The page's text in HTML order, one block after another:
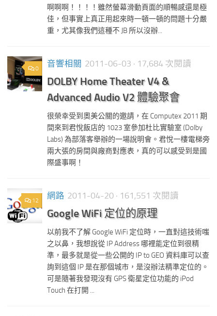
啊啊啊！！！！雖然螢幕滑動頁面的順暢感還是極
佳，但事實上真正用起來時一頓一頓的問題十分嚴
重，尤其像我們這種不 JB 所以沒辦...
0 音響相關 2011-06-03 · 17,684 次閱讀
DOLBY Home Theater V4 &
Advanced Audio V2 體驗聚會
很榮幸受到奧美公關的邀請，在 Computex 2011 期
間來到君悅飯店的 1023 室參加杜比實驗室 (Dolby
Labs) 為部落客舉辦的一場說明會。君悅一樓電梯旁
兩大張的房間與廠商對應表，真的可以感受到是國
際盛事啊！
12 網路 2011-04-20 · 161,551 次閱讀
Google WiFi 定位的原理
以前我不了解 Google WiFi 定位時，一直對這技術嗤
之以鼻，我想說從 IP Address 哪裡能定位到很精
準，最多就是從一些公開的 IP to GEO 資料庫可以查
詢到這個 IP 是在那個城市，是沒辦法精準定位的。
可是隨著我發現沒有 GPS 衛星定位功能的 iPod
Touch 在打開 ...